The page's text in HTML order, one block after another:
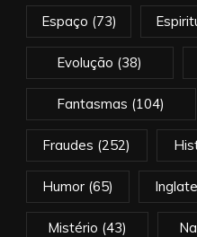
Espaço (73)
Evolução (38)
Fantasmas (104)
Fraudes (252)
Humor(65)
Mistério (43)